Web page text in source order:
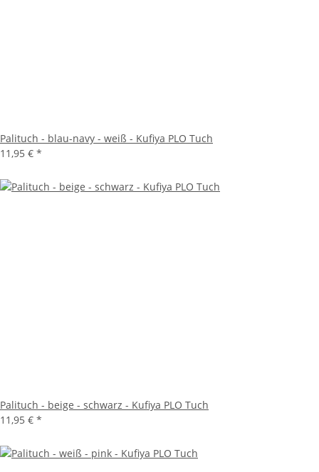
Palituch - blau-navy - weiß - Kufiya PLO Tuch
11,95 € *
Palituch - beige - schwarz - Kufiya PLO Tuch
11,95 € *